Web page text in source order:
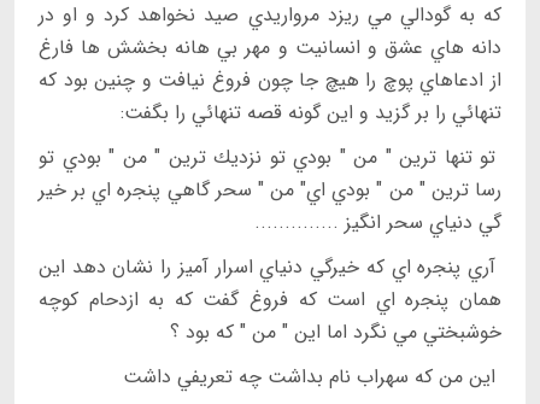
كه به گودالي مي ريزد مرواريدي صيد نخواهد كرد و او در
دانه هاي عشق و انسانيت و مهر بي هانه بخشش ها فارغ
از ادعاهاي پوچ را هيچ جا چون فروغ نيافت و چنين بود كه
تنهائي را بر گزيد و اين گونه قصه تنهائي را بگفت:
تو تنها ترين " من " بودي تو نزديك ترين " من " بودي تو
رسا ترين " من " بودي اي" من " سحر گاهي پنجره اي بر خير
گي دنياي سحر انگيز ..............
آري پنجره اي كه خيرگي دنياي اسرار آميز را نشان دهد اين
همان پنجره اي است كه فروغ گفت كه به ازدحام كوچه
خوشبختي مي نگرد اما اين " من " كه بود ؟
اين من كه سهراب نام بداشت چه تعريفي داشت